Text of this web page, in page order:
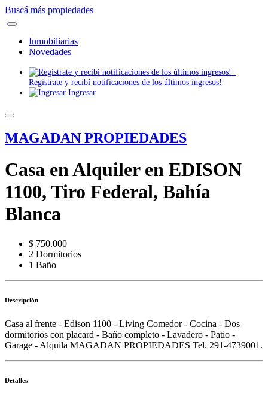
Buscá más propiedades
Inmobiliarias
Novedades
Registrate y recibí notificaciones de los últimos ingresos!
Ingresar
MAGADAN PROPIEDADES
Casa en Alquiler en EDISON
1100, Tiro Federal, Bahía
Blanca
$ 750.000
2 Dormitorios
1 Baño
Descripción
Casa al frente - Edison 1100 - Living Comedor - Cocina - Dos
dormitorios con placard - Baño completo - Lavadero - Patio -
Garage - Alquila MAGADAN PROPIEDADES Tel. 291-4739001.
Detalles